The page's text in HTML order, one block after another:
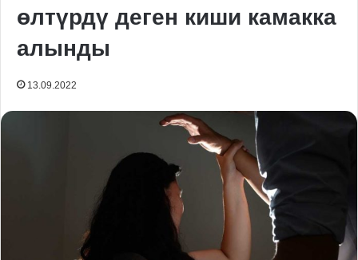
өлтүрдү деген киши камакка
алынды
13.09.2022